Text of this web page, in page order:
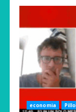
economia